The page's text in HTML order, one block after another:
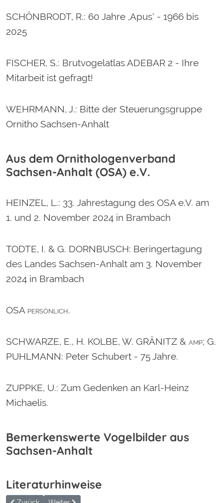
SCHÖNBRODT, R.: 60 Jahre ‚Apus‘ - 1966 bis
2025
FISCHER, S.: Brutvogelatlas ADEBAR 2 - Ihre
Mitarbeit ist gefragt!
WEHRMANN, J.: Bitte der Steuerungsgruppe
Ornitho Sachsen-Anhalt
Aus dem Ornithologenverband
Sachsen-Anhalt (OSA) e.V.
HEINZEL, L.: 33. Jahrestagung des OSA e.V. am
1. und 2. November 2024 in Brambach
TODTE, I. & G. DORNBUSCH: Beringertagung
des Landes Sachsen-Anhalt am 3. November
2024 in Brambach
OSA persönlich.
SCHWARZE, E., H. KOLBE, W. GRÄNITZ & amp; G.
PUHLMANN: Peter Schubert - 75 Jahre.
ZUPPKE, U.: Zum Gedenken an Karl-Heinz
Michaelis.
Bemerkenswerte Vogelbilder aus
Sachsen-Anhalt
Literaturhinweise